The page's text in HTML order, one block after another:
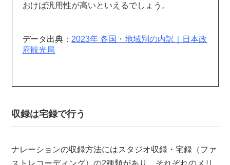
おけば汎用性が高いといえるでしょう。
データ出典： 2023年 各国・地域別の内訳｜日本政
府観光局
収録は宅録で行う
ナレーションの収録方法にはスタジオ収録・宅録（ファ